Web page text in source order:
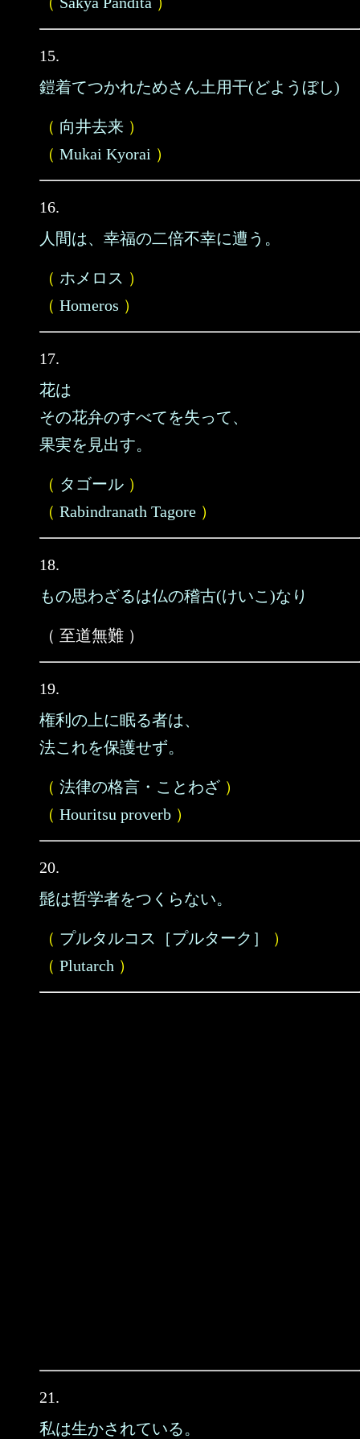
15.
鎧着てつかれためさん土用干(どようぼし)
（ 向井去来 ）
（ Mukai Kyorai ）
16.
人間は、幸福の二倍不幸に遭う。
（ ホメロス ）
（ Homeros ）
17.
花は
その花弁のすべてを失って、
果実を見出す。
（ タゴール ）
（ Rabindranath Tagore ）
18.
もの思わざるは仏の稽古(けいこ)なり
（ 至道無難 ）
19.
権利の上に眠る者は、
法これを保護せず。
（ 法律の格言・ことわざ ）
（ Houritsu proverb ）
20.
髭は哲学者をつくらない。
（ プルタルコス［プルターク］
）
（ Plutarch ）
21.
私は生かされている。